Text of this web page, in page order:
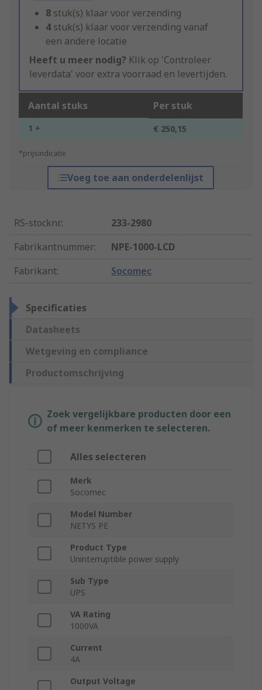
8 stuk(s) klaar voor verzending
4stuk(s) klaar voor verzending vanaf
een andere locatie
Heeft u meer nodig? Klik op 'Controleer
leverdata' voor extra voorraad en levertijden.
Aantal stuks Per stuk
1 + € 250,15
*prijsindicatie
Voeg toe aan onderdelenlijst
RS-stocknr.:
233-2980
Fabrikantnummer:
NPE-1000-LCD
Fabrikant: Socomec
Specificaties
Datasheets
Wetgeving en compliance
Productomschrijving
Zoek vergelijkbare producten door een
of meer kenmerken te selecteren.
Alles selecteren
Merk
Socomec
Model Number
NETYS PE
Product Type
Uninterruptible power supply
Sub Type
UPS
VA Rating
1000VA
Current
4A
Output Voltage